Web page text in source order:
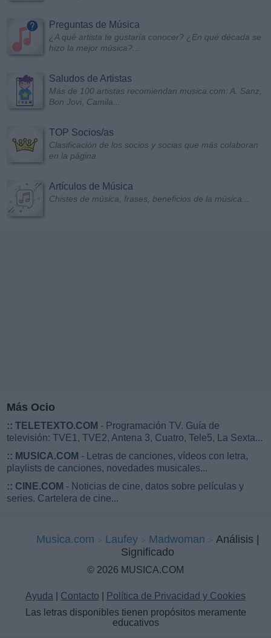
Preguntas de Música
¿A qué artista te gustaría conocer? ¿En qué década se
hizo la mejor música?...
Saludos de Artistas
Más de 100 artistas recomiendan musica.com: A. Sanz,
Bon Jovi, Camila...
TOP Socios/as
Clasificación de los socios y socias que más colaboran
en la página
Artículos de Música
Chistes de música, frases, beneficios de la música...
Más Ocio
:: TELETEXTO.COM - Programación TV. Guía de
televisión: TVE1, TVE2, Antena 3, Cuatro, Tele5, La Sexta...
:: MUSICA.COM - Letras de canciones, vídeos con letra,
playlists de canciones, novedades musicales...
:: CINE.COM - Noticias de cine, datos sobre películas y
series. Cartelera de cine...
Musica.com Laufey Madwoman
Análisis |
Significado
© 2026 MUSICA.COM
Ayuda Contacto
Política de Privacidad y Cookies
Las letras disponibles tienen propósitos meramente
educativos